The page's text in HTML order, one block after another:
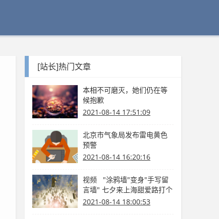
[站长]热门文章
本相不可磨灭，她们仍在等
候抱歉
2021-08-14 17:51:09
北京市气象局发布雷电黄色
预警
2021-08-14 16:20:16
视频 "涂鸦墙"变身"手写留
言墙" 七夕来上海甜爱路打个
卡吧
2021-08-14 18:00:53